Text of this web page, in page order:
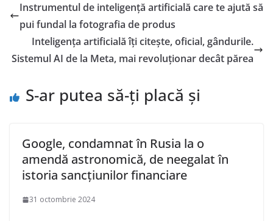
Instrumentul de inteligență artificială care te ajută să
pui fundal la fotografia de produs
Inteligența artificială îți citește, oficial, gândurile.
Sistemul AI de la Meta, mai revoluționar decât părea
S-ar putea să-ți placă și
Google, condamnat în Rusia la o
amendă astronomică, de neegalat în
istoria sancțiunilor financiare
31 octombrie 2024